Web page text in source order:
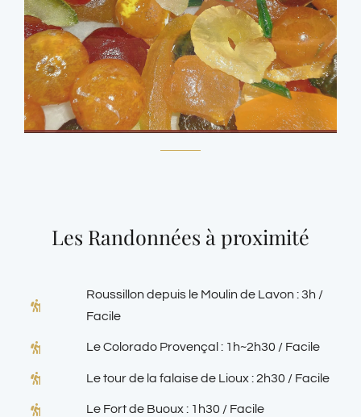
Les Randonnées à proximité
Roussillon depuis le Moulin de Lavon : 3h /
Facile
Le Colorado Provençal : 1h~2h30 / Facile
Le tour de la falaise de Lioux : 2h30 / Facile
Le Fort de Buoux : 1h30 / Facile